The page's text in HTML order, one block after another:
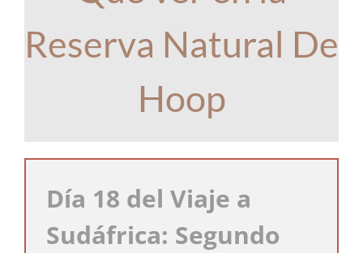
Reserva Natural De
Hoop
Día 18 del Viaje a
Sudáfrica: Segundo